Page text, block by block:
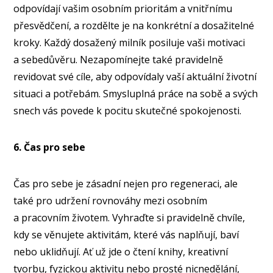
odpovídají vašim osobním prioritám a vnitřnímu
přesvědčení, a rozdělte je na konkrétní a dosažitelné
kroky. Každý dosažený milník posiluje vaši motivaci
a sebedůvěru. Nezapomínejte také pravidelně
revidovat své cíle, aby odpovídaly vaší aktuální životní
situaci a potřebám. Smysluplná práce na sobě a svých
snech vás povede k pocitu skutečné spokojenosti.
6. Čas pro sebe
Čas pro sebe je zásadní nejen pro regeneraci, ale
také pro udržení rovnováhy mezi osobním
a pracovním životem. Vyhraďte si pravidelně chvíle,
kdy se věnujete aktivitám, které vás naplňují, baví
nebo uklidňují. Ať už jde o čtení knihy, kreativní
tvorbu, fyzickou aktivitu nebo prosté nicnedělání,